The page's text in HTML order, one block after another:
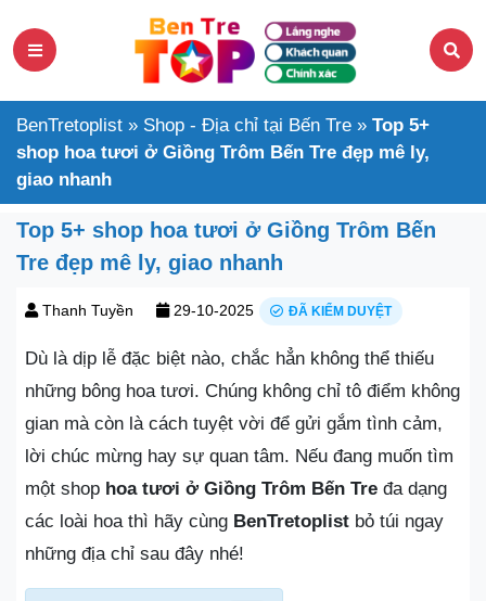
BenTretoplist » Shop - Địa chỉ tại Bến Tre » Top 5+
shop hoa tươi ở Giồng Trôm Bến Tre đẹp mê ly,
giao nhanh
Top 5+ shop hoa tươi ở Giồng Trôm Bến
Tre đẹp mê ly, giao nhanh
Thanh Tuyền 29-10-2025 ĐÃ KIỂM DUYỆT
Dù là dịp lễ đặc biệt nào, chắc hẳn không thể thiếu
những bông hoa tươi. Chúng không chỉ tô điểm không
gian mà còn là cách tuyệt vời để gửi gắm tình cảm,
lời chúc mừng hay sự quan tâm. Nếu đang muốn tìm
một shop hoa tươi ở Giồng Trôm Bến Tre đa dạng
các loài hoa thì hãy cùng BenTretoplist bỏ túi ngay
những địa chỉ sau đây nhé!